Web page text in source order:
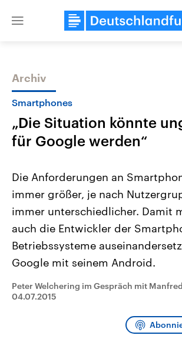
Close
Themen
Landtagswahl Sachsen-Anhalt
2026
Alle Informationen
Sachsen-Anhalt wählt am 6.
September 2026 einen neuen
Landtag. Seit 2021 wird das
Bundesland von einer Koalition aus
CDU, SPD und FDP regiert.-
Umfragen, Prognosen,
Wahlprogramme, aktuelle Berichte
und Hintergründe zu den Parteien
USA
den
Sendungen
Archiv
Smartphones
„Die Situation könnte
für Google werden“
Die Anforderungen an
immer größer, je nach
immer unterschiedlicher. Damit
auch die Entwickler der
Betriebssysteme
Google mit seinem Android.
Peter Welchering im Gespräch mit
04.07.2015